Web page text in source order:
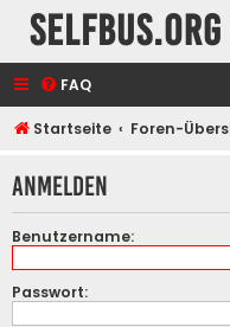
selfbus.org
FAQ
Startseite Foren-
Anmelden
Benutzername:
Passwort: